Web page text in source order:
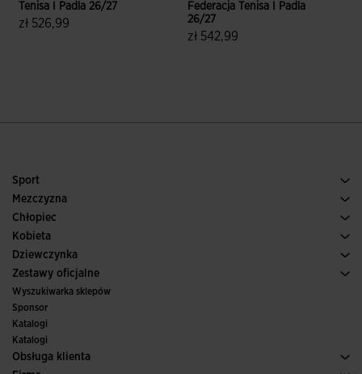
Tenisa I Padla 26/27
zł 526,99
Federacja Tenisa I Padla
26/27
zł 542,99
Sport
Bieganie
Pilka nozna
Paddle
Trail, Bieganie w terenie
Mezczyzna
Buty Meskie
Sport
Chłopiec
Zobacz wszystkie ubrania dla chłopców
Kobieta
Obuwie Damskie
Sport
Dziewczynka
Zobacz wszystkie ubrania dla dziewczynek
Zestawy oficjalne
Pilka nozna
Futsal
Komitety i federacje
Wydania specjalne
Wyszukiwarka sklepów
Sponsor
Katalogi
Katalogi
Obsługa klienta